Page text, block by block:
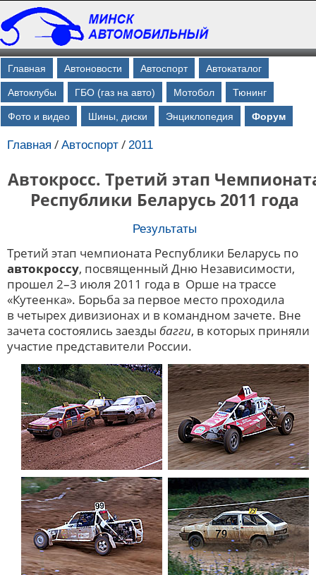
Главная Автоновости Автоспорт Автокаталог
Автоклубы ГБО (газ на авто) Мотобол Тюнинг
Фото и видео Шины, диски Энциклопедия Форум
Главная / Автоспорт / 2011
Автокросс. Третий этап
Республики Беларусь 2011 года
Результаты
Третий этап чемпионата Республики Беларусь по
автокроссу, посвященный Дню Независимости,
прошел 2–3 июля 2011 года в Орше на трассе
«Кутеенка». Борьба за первое место проходила
в четырех дивизионах и в командном зачете. Вне
зачета состоялись заезды багги, в которых приняли
участие представители России.